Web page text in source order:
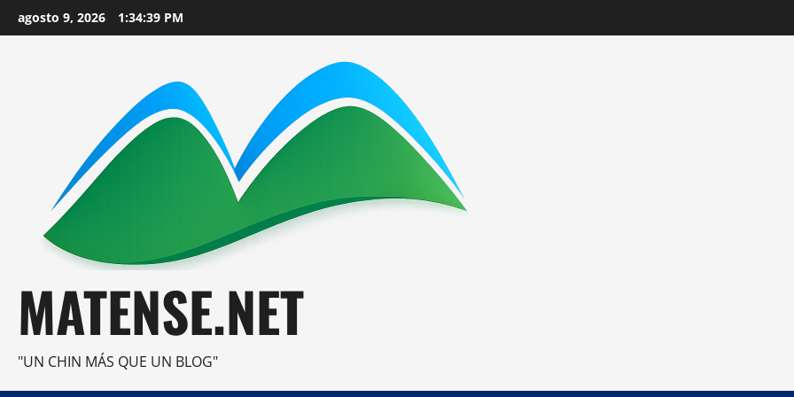
al
agosto 9, 2026 1:34:41 PM
MATENSE.NET
"UN CHIN MÁS QUE UN BLOG"